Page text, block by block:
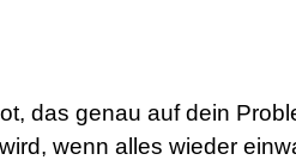
das genau auf dein
wenn alles wieder